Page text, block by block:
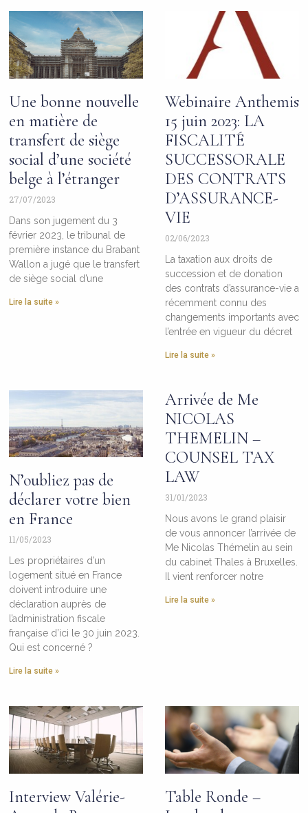
Une bonne nouvelle
en matière de
transfert de siège
social d’une société
belge à l’étranger
27/07/2023
Dans son jugement du 3
février 2023, le tribunal de
première instance du Brabant
Wallon a jugé que le transfert
de siège social d’une
Lire la suite »
Webinaire Anthemis
15 juin 2023: LA
FISCALITÉ
SUCCESSORALE
DES CONTRATS
D’ASSURANCE-
VIE
02/06/2023
La taxation aux droits de
succession et de donation
des contrats d’assurance-vie a
récemment connu des
changements importants avec
l’entrée en vigueur du décret
Lire la suite »
N’oubliez pas de
déclarer votre bien
en France
11/05/2023
Les propriétaires d’un
logement situé en France
doivent introduire une
déclaration auprès de
l’administration fiscale
française d’ici le 30 juin 2023.
Qui est concerné ?
Lire la suite »
Arrivée de Me
NICOLAS
THEMELIN –
COUNSEL TAX
LAW
31/01/2023
Nous avons le grand plaisir
de vous annoncer l’arrivée de
Me Nicolas Thémelin au sein
du cabinet Thales à Bruxelles.
Il vient renforcer notre
Lire la suite »
Interview Valérie-
Table Ronde –